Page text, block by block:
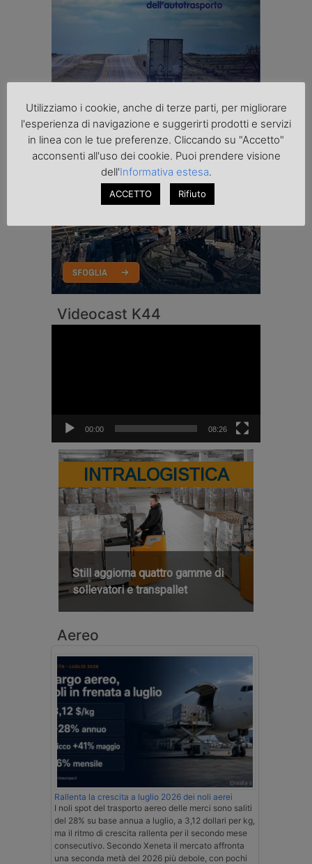
Videocast K44
00:00 08:26
INTRALOGISTICA
Still aggiorna quattro gamme di
sollevatori e transpallet
Aereo
Rallenta la crescita a luglio 2026 dei noli aerei
I noli spot del trasporto aereo delle merci sono saliti
del 28% su base annua a luglio, a 3,12 dollari per kg,
ma il ritmo di crescita rallenta per il secondo mese
consecutivo. Secondo Xeneta il mercato affronta
una seconda metà del 2026 più debole, con pochi
Utilizziamo i cookie, anche di terze parti, per migliorare
l'esperienza di navigazione e suggerirti prodotti e servizi
in linea con le tue preferenze. Cliccando su "Accetto"
acconsenti all'uso dei cookie. Puoi prendere visione
dell'Informativa estesa.
ACCETTO Rifiuto